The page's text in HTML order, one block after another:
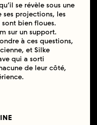
se révèle sous une
projections, les
sont bien floues.
sur un support.
à ces questions,
et Silke
qui a sorti
de leur côté,